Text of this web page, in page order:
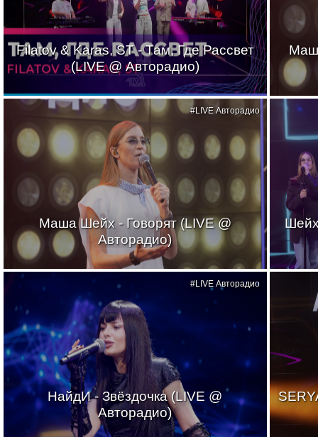
Filatov & Karas, ST - Там, Где Рассвет
(LIVE @ Авторадио)
Маша Шейх - Говорят (LIVE @
Авторадио)
#LIVE Авторадио
НайдИ - Звёздочка (LIVE @
Авторадио)
#LIVE Авторадио